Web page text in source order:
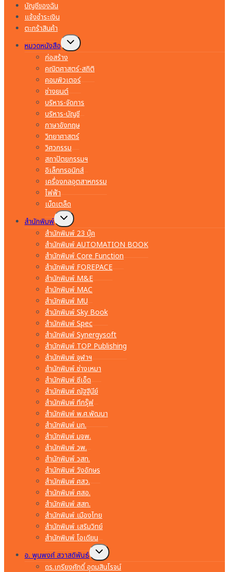
บัญชีของฉัน
แจ้งชำระเงิน
ตะกร้าสินค้า
หมวดหนังสือ
Toggle
child
menu
ก่อสร้าง
คณิตศาสตร์-สถิติ
คอมพิวเตอร์
ช่างยนต์
บริหาร-จัดการ
บริหาร-บัญชี
ภาษาอังกฤษ
วิทยาศาสตร์
วิศวกรรม
สถาปัตยกรรมฯ
อิเล็กทรอนิกส์
เครื่องกลอุตสาหกรรม
ไฟฟ้า
เบ็ดเตล็ด
สำนักพิมพ์
Toggle
child
menu
สำนักพิมพ์ 23 บุ๊ค
สำนักพิมพ์ AUTOMATION BOOK
สำนักพิมพ์ Core Function
สำนักพิมพ์ FOREPACE
สำนักพิมพ์ M&E
สำนักพิมพ์ MAC
สำนักพิมพ์ MU
สำนักพิมพ์ Sky Book
สำนักพิมพ์ Spec
สำนักพิมพ์ Synergysoft
สำนักพิมพ์ TOP Publishing
สำนักพิมพ์ จุฬาฯ
สำนักพิมพ์ ช่างเหมา
สำนักพิมพ์ ซีเอ็ด
สำนักพิมพ์ ณัฐฐินีย์
สำนักพิมพ์ ทีกรุ๊ฟ
สำนักพิมพ์ พ.ศ.พัฒนา
สำนักพิมพ์ มก.
สำนักพิมพ์ มจพ.
สำนักพิมพ์ วพ.
สำนักพิมพ์ วสท.
สำนักพิมพ์ วังอักษร
สำนักพิมพ์ ศสว.
สำนักพิมพ์ ศสอ.
สำนักพิมพ์ สสท.
สำนักพิมพ์ เมืองไทย
สำนักพิมพ์ เสริมวิทย์
สำนักพิมพ์ โอเดียน
อ. พูนพงศ์ สวาสดิพันธ์
Toggle
child
menu
ดร.เกรียงศักดิ์ อุดมสินโรจน์